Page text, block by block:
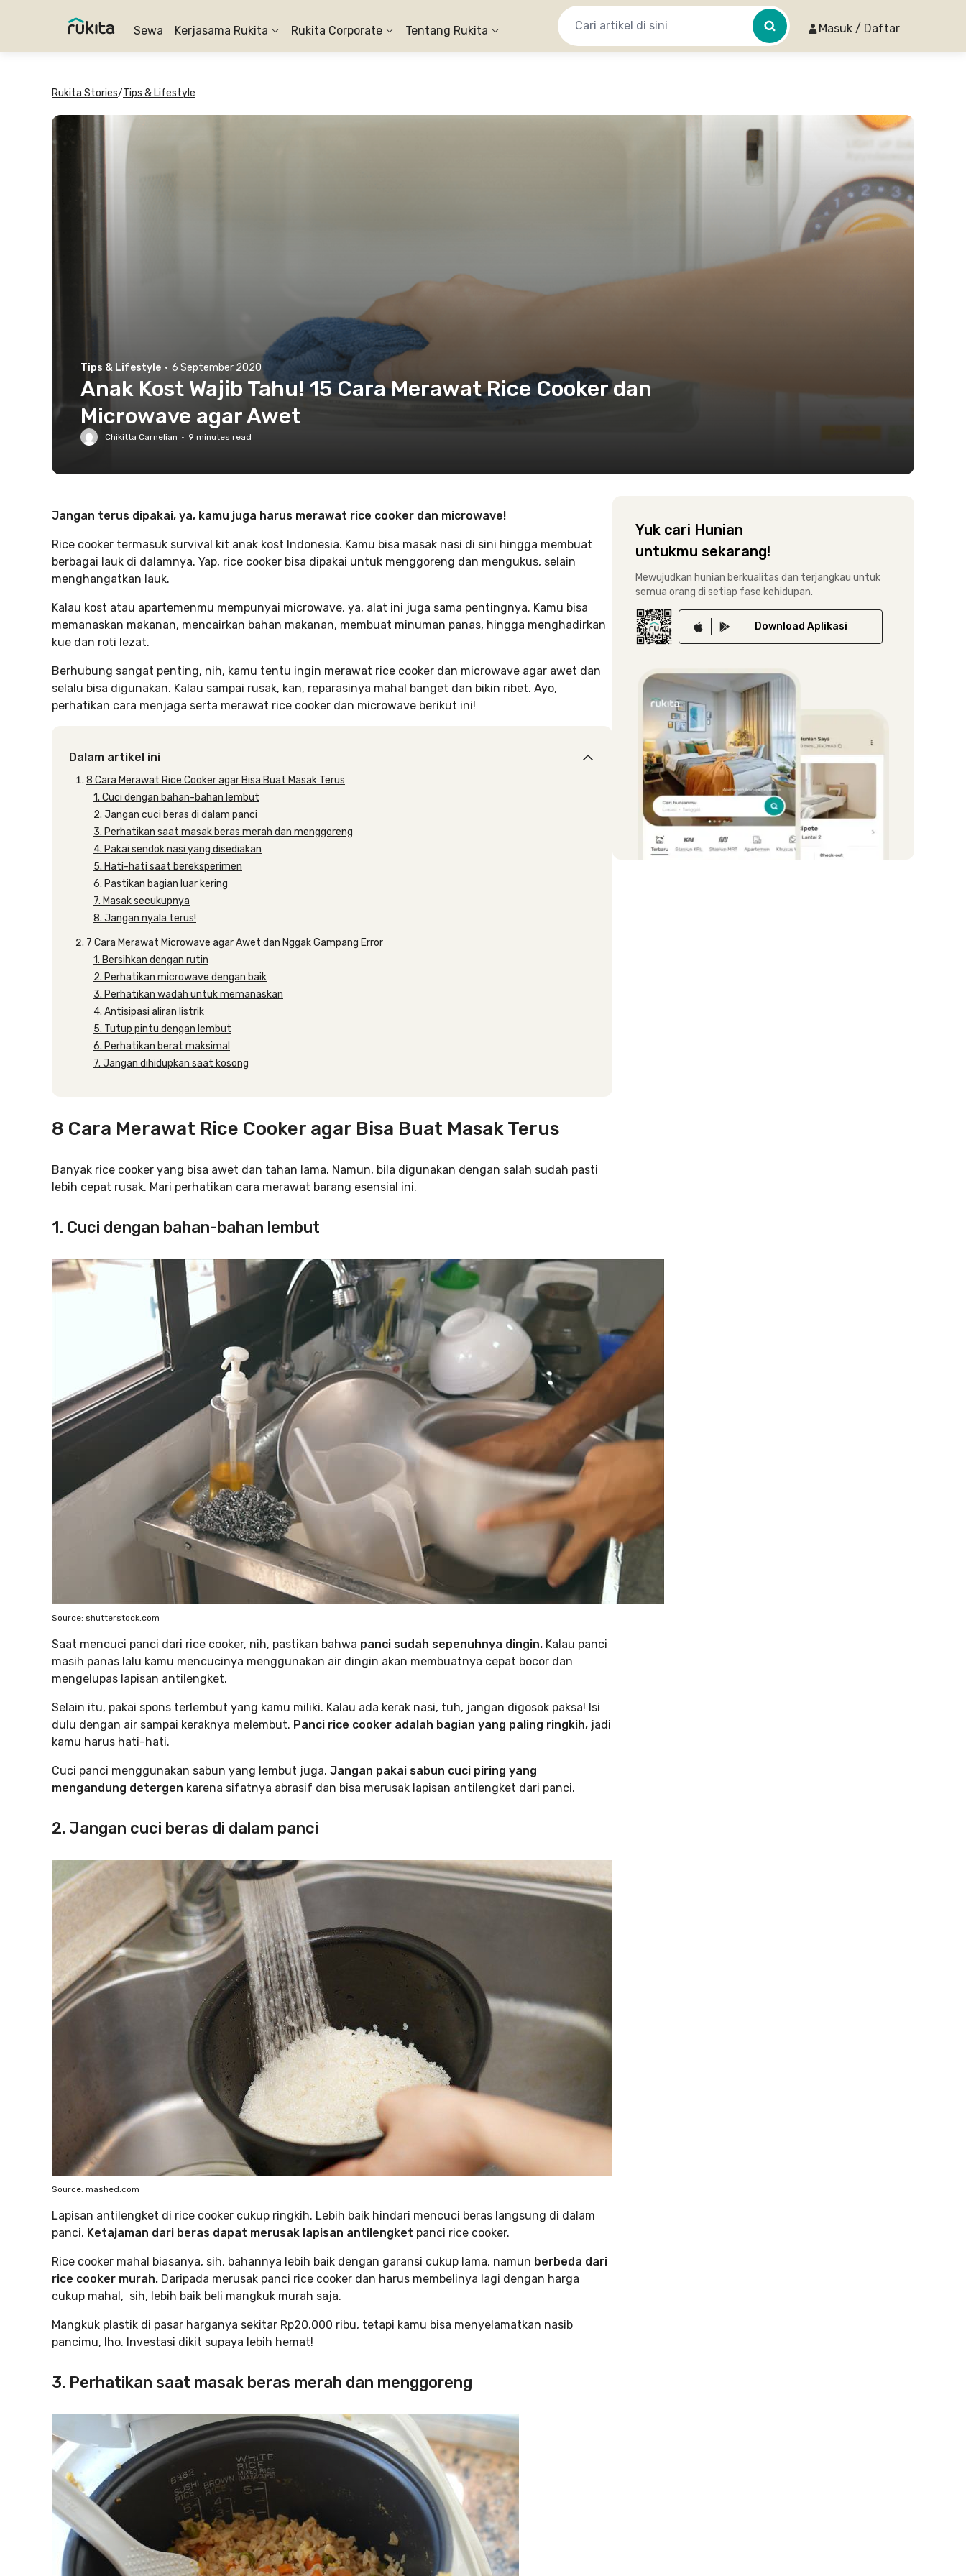
Sewa Kerjasama Rukita Rukita Corporate Tentang Rukita Masuk / Daftar
Rukita Stories/Tips & Lifestyle
Tips & Lifestyle · 6 September 2020
Anak Kost Wajib Tahu! 15 Cara Merawat Rice Cooker dan
Microwave agar Awet
Chikitta Carnelian · 9 minutes read
Jangan terus dipakai, ya, kamu juga harus merawat rice cooker dan microwave!
Rice cooker termasuk survival kit anak kost Indonesia. Kamu bisa masak nasi di sini hingga membuat
berbagai lauk di dalamnya. Yap, rice cooker bisa dipakai untuk menggoreng dan mengukus, selain
menghangatkan lauk.
Kalau kost atau apartemenmu mempunyai microwave, ya, alat ini juga sama pentingnya. Kamu bisa
memanaskan makanan, mencairkan bahan makanan, membuat minuman panas, hingga menghadirkan
kue dan roti lezat.
Berhubung sangat penting, nih, kamu tentu ingin merawat rice cooker dan microwave agar awet dan
selalu bisa digunakan. Kalau sampai rusak, kan, reparasinya mahal banget dan bikin ribet. Ayo,
perhatikan cara menjaga serta merawat rice cooker dan microwave berikut ini!
Dalam artikel ini
8 Cara Merawat Rice Cooker agar Bisa Buat Masak Terus
1. Cuci dengan bahan-bahan lembut
2. Jangan cuci beras di dalam panci
3. Perhatikan saat masak beras merah dan menggoreng
4. Pakai sendok nasi yang disediakan
5. Hati-hati saat bereksperimen
6. Pastikan bagian luar kering
7. Masak secukupnya
8. Jangan nyala terus!
7 Cara Merawat Microwave agar Awet dan Nggak Gampang Error
1. Bersihkan dengan rutin
2. Perhatikan microwave dengan baik
3. Perhatikan wadah untuk memanaskan
4. Antisipasi aliran listrik
5. Tutup pintu dengan lembut
6. Perhatikan berat maksimal
7. Jangan dihidupkan saat kosong
8 Cara Merawat Rice Cooker agar Bisa Buat Masak Terus
Banyak rice cooker yang bisa awet dan tahan lama. Namun, bila digunakan dengan salah sudah pasti
lebih cepat rusak. Mari perhatikan cara merawat barang esensial ini.
1. Cuci dengan bahan-bahan lembut
Source: shutterstock.com
Saat mencuci panci dari rice cooker, nih, pastikan bahwa panci sudah sepenuhnya dingin. Kalau panci
masih panas lalu kamu mencucinya menggunakan air dingin akan membuatnya cepat bocor dan
mengelupas lapisan antilengket.
Selain itu, pakai spons terlembut yang kamu miliki. Kalau ada kerak nasi, tuh, jangan digosok paksa! Isi
dulu dengan air sampai keraknya melembut. Panci rice cooker adalah bagian yang paling ringkih, jadi
kamu harus hati-hati.
Cuci panci menggunakan sabun yang lembut juga. Jangan pakai sabun cuci piring yang
mengandung detergen karena sifatnya abrasif dan bisa merusak lapisan antilengket dari panci.
2. Jangan cuci beras di dalam panci
Source: mashed.com
Lapisan antilengket di rice cooker cukup ringkih. Lebih baik hindari mencuci beras langsung di dalam
panci. Ketajaman dari beras dapat merusak lapisan antilengket panci rice cooker.
Rice cooker mahal biasanya, sih, bahannya lebih baik dengan garansi cukup lama, namun berbeda dari
rice cooker murah. Daripada merusak panci rice cooker dan harus membelinya lagi dengan harga
cukup mahal, sih, lebih baik beli mangkuk murah saja.
Mangkuk plastik di pasar harganya sekitar Rp20.000 ribu, tetapi kamu bisa menyelamatkan nasib
pancimu, lho. Investasi dikit supaya lebih hemat!
3. Perhatikan saat masak beras merah dan menggoreng
Yuk cari Hunian
untukmu sekarang!
Mewujudkan hunian berkualitas dan terjangkau untuk
semua orang di setiap fase kehidupan.
Download Aplikasi